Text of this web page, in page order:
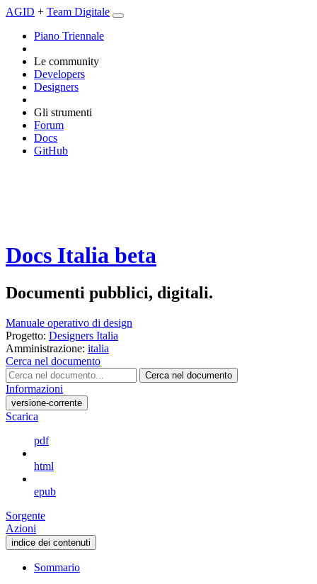
AGID + Team Digitale
Piano Triennale
Le community
Developers
Designers
Gli strumenti
Forum
Docs
GitHub
Docs Italia beta
Documenti pubblici, digitali.
Manuale operativo di design
Progetto: Designers Italia
Amministrazione: italia
Cerca nel documento
Cerca nel documento
Informazioni
versione-corrente
Scarica
pdf
html
epub
Sorgente
Azioni
indice dei contenuti
Sommario